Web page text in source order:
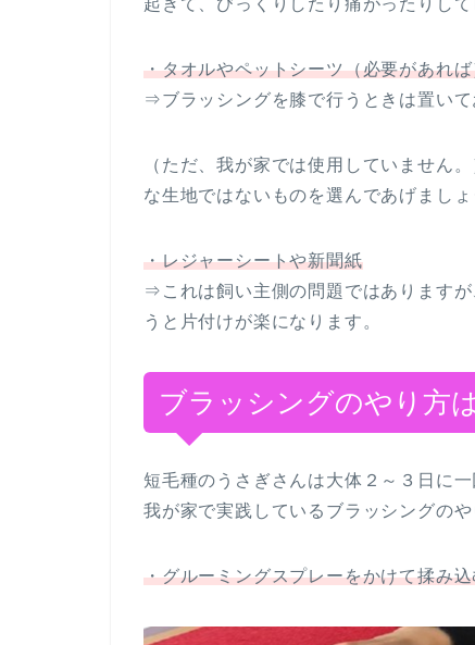
起きて、びっくりしたり痛がったりし
・タオルやペットシーツ（必要があれ
⇒ブラッシングを膝で行うときは置い
（ただ、我が家では使用していません
な生地ではないものを選んであげましょ
・レジャーシートや新聞紙
⇒これは飼い主側の問題ではあります
うと片付けが楽になります。
ブラッシングのやり方
短毛種のうさぎさんは大体２～３日に
我が家で実践しているブラッシングの
・グルーミングスプレーをかけて揉み